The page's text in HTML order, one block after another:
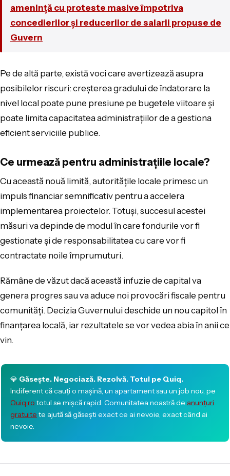
amenință cu proteste masive împotriva
concedierilor și reducerilor de salarii propuse de
Guvern
Pe de altă parte, există voci care avertizează asupra
posibilelor riscuri: creșterea gradului de îndatorare la
nivel local poate pune presiune pe bugetele viitoare și
poate limita capacitatea administrațiilor de a gestiona
eficient serviciile publice.
Ce urmează pentru administrațiile locale?
Cu această nouă limită, autoritățile locale primesc un
impuls financiar semnificativ pentru a accelera
implementarea proiectelor. Totuși, succesul acestei
măsuri va depinde de modul în care fondurile vor fi
gestionate și de responsabilitatea cu care vor fi
contractate noile împrumuturi.
Rămâne de văzut dacă această infuzie de capital va
genera progres sau va aduce noi provocări fiscale pentru
comunități. Decizia Guvernului deschide un nou capitol în
finanțarea locală, iar rezultatele se vor vedea abia în anii ce
vin.
💎 Găsește. Negociază. Rezolvă. Totul pe Quiq.
Indiferent că cauți o mașină, un apartament sau un job nou, pe
Quiq.ro totul se mișcă rapid. Comunitatea noastră de anunțuri
gratuite te ajută să găsești exact ce ai nevoie, exact când ai
nevoie.